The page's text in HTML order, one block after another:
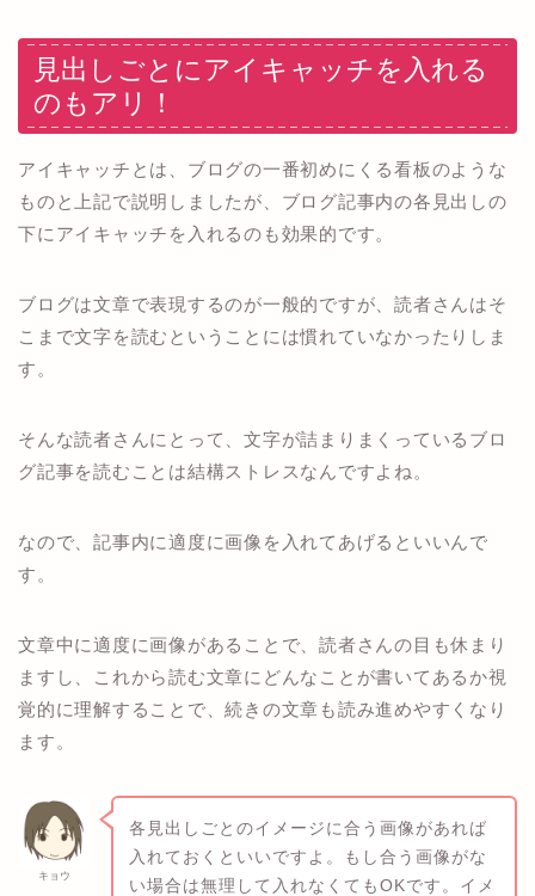
見出しごとにアイキャッチを入れる
のもアリ！
アイキャッチとは、ブログの一番初めにくる看板のような
ものと上記で説明しましたが、ブログ記事内の各見出しの
下にアイキャッチを入れるのも効果的です。
ブログは文章で表現するのが一般的ですが、読者さんはそ
こまで文字を読むということには慣れていなかったりしま
す。
そんな読者さんにとって、文字が詰まりまくっているブロ
グ記事を読むことは結構ストレスなんですよね。
なので、記事内に適度に画像を入れてあげるといいんで
す。
文章中に適度に画像があることで、読者さんの目も休まり
ますし、これから読む文章にどんなことが書いてあるか視
覚的に理解することで、続きの文章も読み進めやすくなり
ます。
キョウ
各見出しごとのイメージに合う画像があれば
入れておくといいですよ。もし合う画像がな
い場合は無理して入れなくてもOKです。イメ